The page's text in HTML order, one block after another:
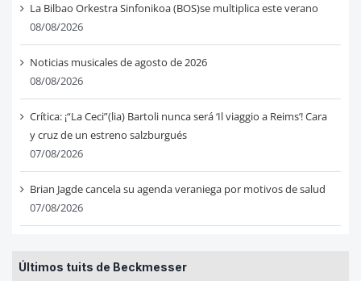
La Bilbao Orkestra Sinfonikoa (BOS)se multiplica este verano
08/08/2026
Noticias musicales de agosto de 2026
08/08/2026
Crítica: ¡“La Ceci”(lia) Bartoli nunca será ‘Il viaggio a Reims’! Cara
y cruz de un estreno salzburgués
07/08/2026
Brian Jagde cancela su agenda veraniega por motivos de salud
07/08/2026
Últimos tuits de Beckmesser